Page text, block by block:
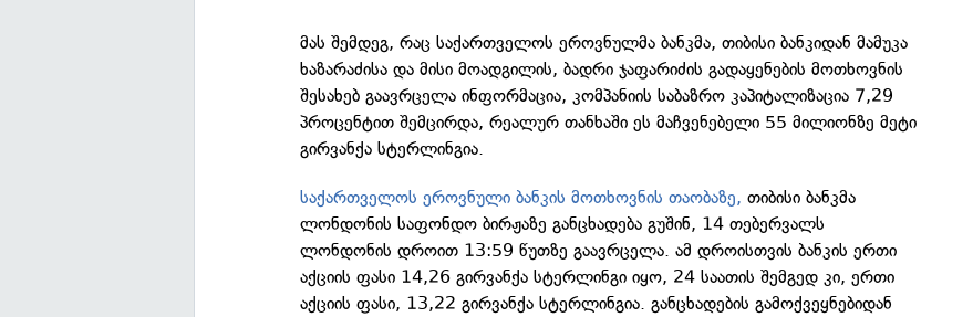
მას შემდეგ, რაც საქართველოს ეროვნულმა ბანკმა, თიბისი ბანკიდან მამუკა
ხაზარაძისა და მისი მოადგილის, ბადრი ჯაფარიძის გადაყენების მოთხოვნის
შესახებ გაავრცელა ინფორმაცია, კომპანიის საბაზრო კაპიტალიზაცია 7,29
პროცენტით შემცირდა, რეალურ თანხაში ეს მაჩვენებელი 55 მილიონზე მეტი
გირვანქა სტერლინგია.
საქართველოს ეროვნული ბანკის მოთხოვნის თაობაზე, თიბისი ბანკმა
ლონდონის საფონდო ბირჟაზე განცხადება გუშინ, 14 თებერვალს
ლონდონის დროით 13:59 წუთზე გაავრცელა. ამ დროისთვის ბანკის ერთი
აქციის ფასი 14,26 გირვანქა სტერლინგი იყო, 24 საათის შემგედ კი, ერთი
აქციის ფასი, 13,22 გირვანქა სტერლინგია. განცხადების გამოქვეყნებიდან